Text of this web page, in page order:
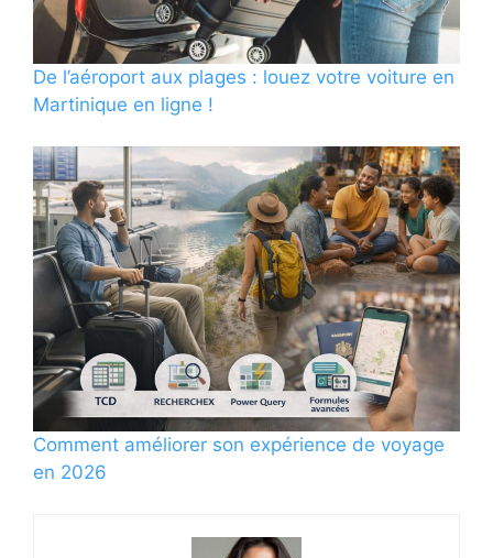
De l’aéroport aux plages : louez votre voiture en
Martinique en ligne !
Comment améliorer son expérience de voyage
en 2026